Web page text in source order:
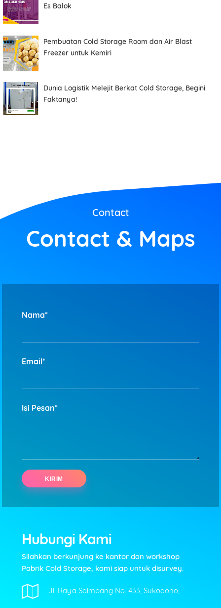
Es Balok
Pembuatan Cold Storage Room dan Air Blast
Freezer untuk Kemiri
Dunia Logistik Melejit Berkat Cold Storage, Begini
Faktanya!
Contact
Contact & Maps
Nama*
Email*
Isi Pesan*
Hubungi Kami
Silahkan berkunjung ke kantor dan workshop
Pabrik Cold Storage, kami siap untuk disurvey.
Jl. Raya Saimbang No. 433, Sukodono,